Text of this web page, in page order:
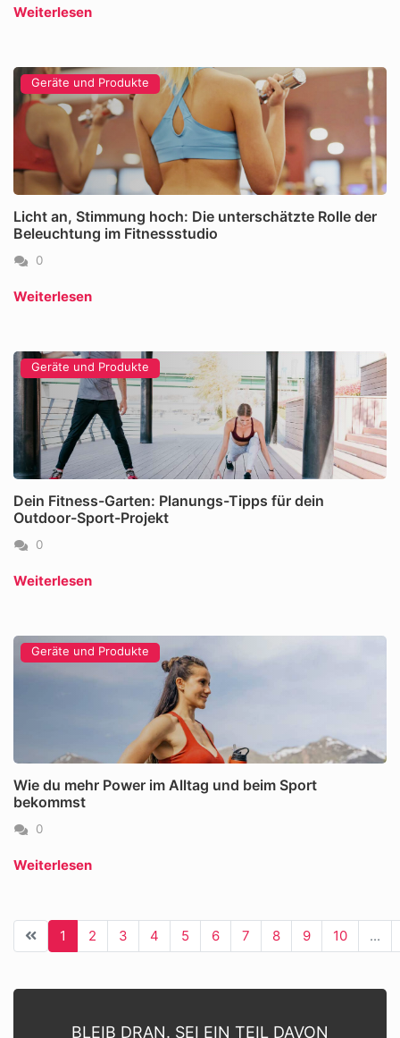
Weiterlesen
Geräte und Produkte
Licht an, Stimmung hoch: Die unterschätzte Rolle der
Beleuchtung im Fitnessstudio
0
Weiterlesen
Geräte und Produkte
Dein Fitness-Garten: Planungs-Tipps für dein
Outdoor-Sport-Projekt
0
Weiterlesen
Geräte und Produkte
Wie du mehr Power im Alltag und beim Sport
bekommst
0
Weiterlesen
1 2 3 4 5 6 7 8 9 10 ...
BLEIB DRAN. SEI EIN TEIL DAVON